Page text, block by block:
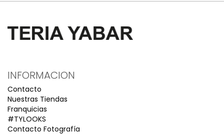
INFORMACION
Contacto
Nuestras Tiendas
Franquicias
#TYLOOKS
Contacto Fotografía